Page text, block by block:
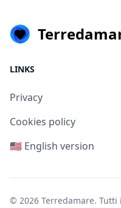
LINKS
Privacy
Cookies policy
🇺🇸 English version
© 2026 Terredamare. Tutti